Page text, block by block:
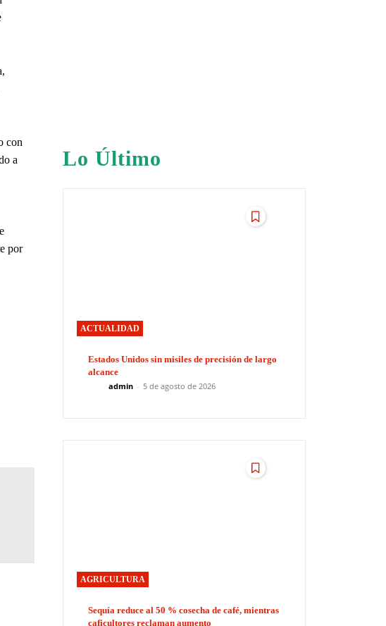
con
a
por
Lo Último
ACTUALIDAD
Estados Unidos sin misiles de precisión de largo
alcance
admin - 5 de agosto de 2026
AGRICULTURA
Sequía reduce al 50 % cosecha de café, mientras
caficultores reclaman aumento